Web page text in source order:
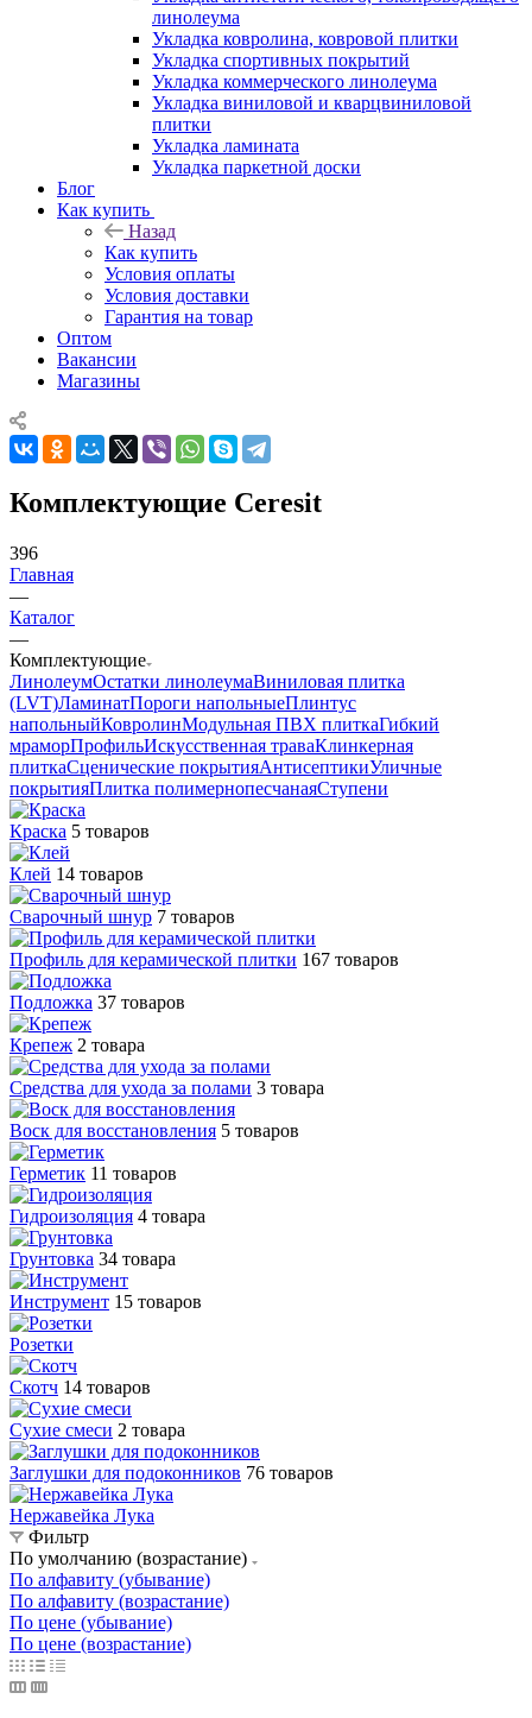
линолеума
Укладка ковролина, ковровой плитки
Укладка спортивных покрытий
Укладка коммерческого линолеума
Укладка виниловой и кварцвиниловой
плитки
Укладка ламината
Укладка паркетной доски
Блог
Как купить
Назад
Как купить
Условия оплаты
Условия доставки
Гарантия на товар
Оптом
Вакансии
Магазины
Комплектующие Ceresit
396
Главная
—
Каталог
—
Комплектующие
ЛинолеумОстатки линолеумаВиниловая плитка
(LVT)ЛаминатПороги напольныеПлинтус
напольныйКовролинМодульная ПВХ плиткаГибкий
мраморПрофильИскусственная траваКлинкерная
плиткаСценические покрытияАнтисептикиУличные
покрытияПлитка полимернопесчанаяСтупени
Краска 5 товаров
Клей 14 товаров
Сварочный шнур 7 товаров
Профиль для керамической плитки 167 товаров
Подложка 37 товаров
Крепеж 2 товара
Средства для ухода за полами 3 товара
Воск для восстановления 5 товаров
Герметик 11 товаров
Гидроизоляция 4 товара
Грунтовка 34 товара
Инструмент 15 товаров
Розетки
Скотч 14 товаров
Сухие смеси 2 товара
Заглушки для подоконников 76 товаров
Нержавейка Лука
Фильтр
По умолчанию (возрастание)
По алфавиту (убывание)
По алфавиту (возрастание)
По цене (убывание)
По цене (возрастание)